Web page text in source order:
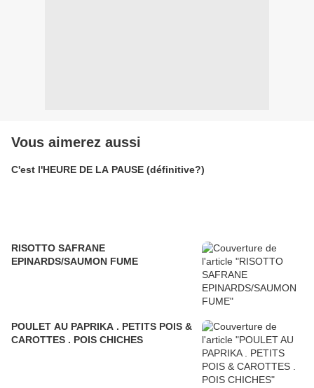
Vous aimerez aussi
C'est l'HEURE DE LA PAUSE (définitive?)
RISOTTO SAFRANE
EPINARDS/SAUMON FUME
POULET AU PAPRIKA . PETITS POIS &
CAROTTES . POIS CHICHES